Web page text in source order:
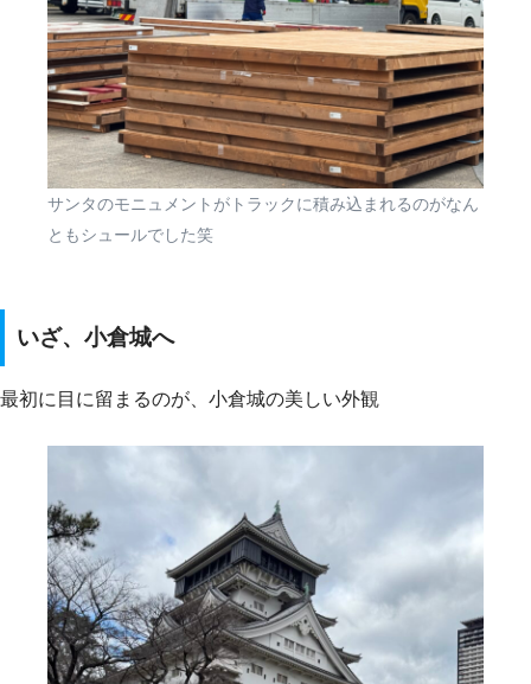
サンタのモニュメントがトラックに積み込まれるのがなん
ともシュールでした笑
いざ、小倉城へ
最初に目に留まるのが、小倉城の美しい外観